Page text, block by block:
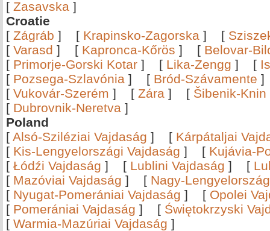
[ Zasavska ]
Croatie
[ Zágráb ] [ Krapinsko-Zagorska ] [
[ Varasd ] [ Kapronca-Kőrös ] [ Belovar-
[ Primorje-Gorski Kotar ] [ Lika-Zengg ] [
[ Pozsega-Szlavónia ] [ Bród-Szávamente
[ Vukovár-Szerém ] [ Zára ] [ Šibenik-Knin
[ Dubrovnik-Neretva ]
Poland
[ Alsó-Sziléziai Vajdaság ] [ Kárpátaljai
[ Kis-Lengyelországi Vajdaság ] [ Kujávia-
[ Łódźi Vajdaság ] [ Lublini Vajdaság ] [
[ Mazóviai Vajdaság ] [ Nagy-
[ Nyugat-Pomerániai Vajdaság ] [ Opolei
[ Pomerániai Vajdaság ] [ Świętokrzyski
[ Warmia-Mazúriai Vajdaság ]